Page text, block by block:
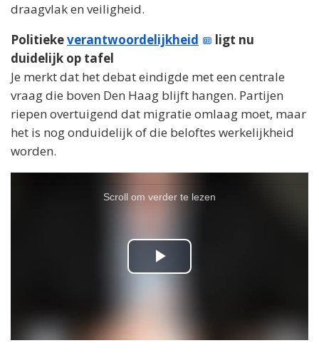
draagvlak en veiligheid.
Politiekeverantwoordelijkheid
ligt nu
duidelijk op tafel
Je merkt dat het debat eindigde met een centrale
vraag die boven Den Haag blijft hangen. Partijen
riepen overtuigend dat migratie omlaag moet, maar
het is nog onduidelijk of die beloftes werkelijkheid
worden.
Scroll om verder te lezen
P
a